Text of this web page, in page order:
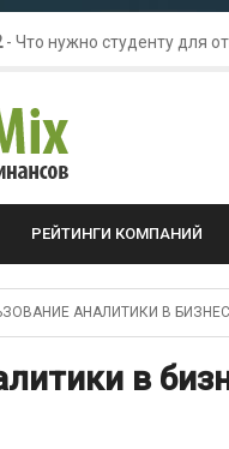
- Что нужно студенту для
-Курсовые колебания: как
РЕЙТИНГИ КОМПАНИЙ
АНАЛИТИКИ В
в